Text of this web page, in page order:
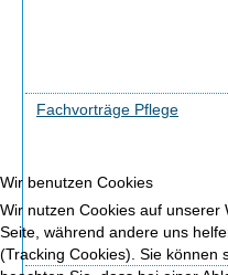
Fachvorträge Pflege
Wir benutzen Cookies
Wir nutzen Cookies auf unserer
Seite, während andere uns
(Tracking Cookies). Sie können